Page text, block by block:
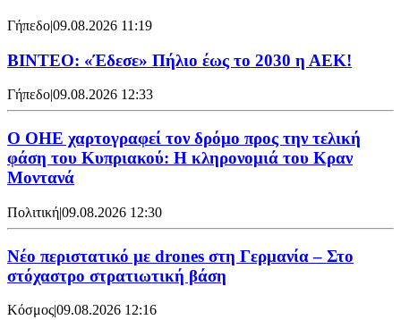
Γήπεδο|09.08.2026 11:19
ΒΙΝΤΕΟ: «Έδεσε» Πήλιο έως το 2030 η ΑΕΚ!
Γήπεδο|09.08.2026 12:33
Ο ΟΗΕ χαρτογραφεί τον δρόμο προς την τελική
φάση του Κυπριακού: Η κληρονομιά του Κραν
Μοντανά
Πολιτική|09.08.2026 12:30
Νέο περιστατικό με drones στη Γερμανία – Στο
στόχαστρο στρατιωτική βάση
Κόσμος|09.08.2026 12:16